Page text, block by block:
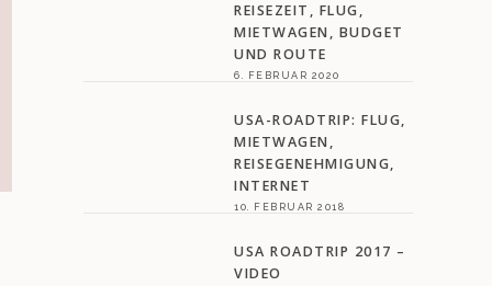
REISEZEIT, FLUG,
MIETWAGEN, BUDGET
UND ROUTE
6. FEBRUAR 2020
USA-ROADTRIP: FLUG,
MIETWAGEN,
REISEGENEHMIGUNG,
INTERNET
10. FEBRUAR 2018
USA ROADTRIP 2017 –
VIDEO